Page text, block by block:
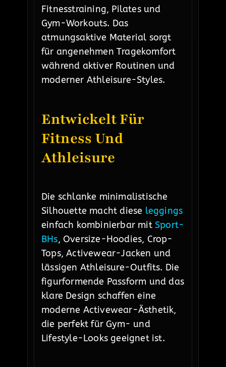
Fitnesstraining, Pilates und
Gym-Workouts. Das
atmungsaktive Material sorgt
für angenehmen Tragekomfort
während aktiver Routinen und
moderner Athleisure-Styles.
Entwickelt Für
Fitness Und
Athleisure
Die schlanke minimalistische
Silhouette macht diese leggings
einfach kombinierbar mit Sport-
BHs, Oversize-Hoodies, Crop-
Tops, Activewear-Jacken und
lässigen Athleisure-Outfits. Die
figurformende Passform und das
klare Design schaffen eine
moderne Activewear-Ästhetik,
die perfekt für Gym- und
Lifestyle-Looks geeignet ist.